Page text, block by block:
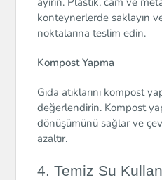
konteynerlerde saklayın
noktalarına teslim edin.
Kompost Yapma
Gıda atıklarını kompost
değerlendirin. Kompost
dönüşümünü sağlar ve
azaltır.
4. Temiz Su